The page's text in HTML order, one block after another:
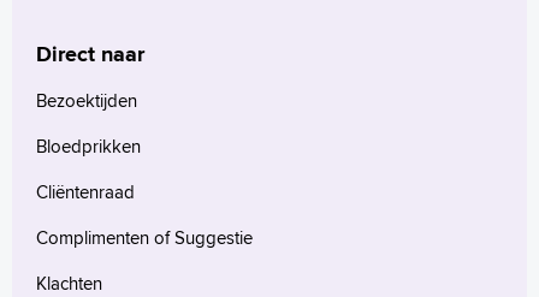
Direct naar
Bezoektijden
Bloedprikken
Cliëntenraad
Complimenten of Suggestie
Klachten